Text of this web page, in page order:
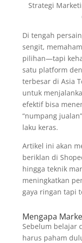
Strategi
Di tengah
sengit,
pilihan—tapi
satu platform
terbesar di Asia
untuk
efektif bisa
“numpang
laku keras.
Artikel ini akan
beriklan di
hingga teknik
meningkatkan
gaya ringan tapi
Mengapa
Sebelum belajar
harus paham